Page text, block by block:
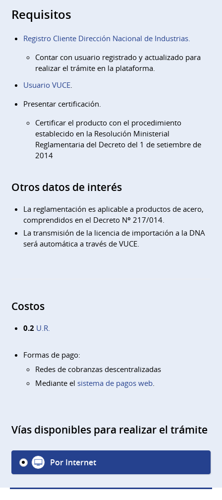
Requisitos
Registro Cliente Dirección Nacional de Industrias.
Contar con usuario registrado y actualizado para
realizar el trámite en la plataforma.
Usuario VUCE.
Presentar certificación.
Certificar el producto con el procedimiento
establecido en la Resolución Ministerial
Reglamentaria del Decreto del 1 de setiembre de
2014
Otros datos de interés
La reglamentación es aplicable a productos de acero,
comprendidos en el Decreto Nº 217/014.
La transmisión de la licencia de importación a la DNA
será automática a través de VUCE.
Costos
0.2 U.R.
Formas de pago:
Redes de cobranzas descentralizadas
Mediante el sistema de pagos web.
Vías disponibles para realizar el trámite
Por Internet